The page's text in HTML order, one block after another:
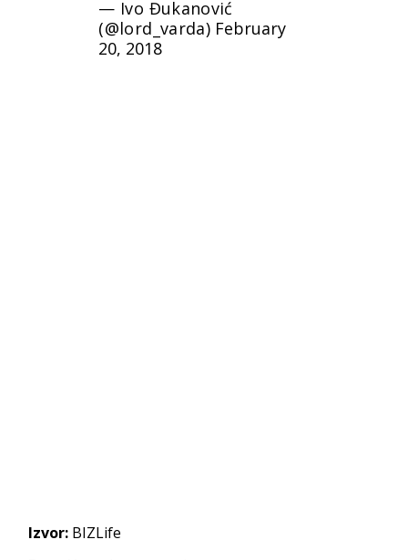
— Ivo Đukanović
(@lord_varda) February
20, 2018
Izvor: BIZLife